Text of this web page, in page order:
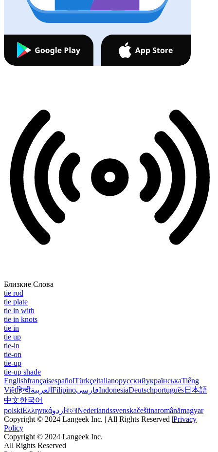
Близкие Слова
tie rod
tie plate
tie in with
tie in knots
tie in
tie up
tie-in
tie-on
tie-up
tie-up shade
EnglishfrançaisespañolTürkçeitalianoрусскийукраїнськаTiếng
Việtहिन्दीالعربية FilipinoفارسیIndonesiaDeutschportuguês日本語
中文한국어
polskiΕλληνικάاردو বাংলাNederlandssvenskačeštinaromânămagyar
Copyright © 2024 Langeek Inc. | All Rights Reserved |Privacy
Policy
Copyright © 2024 Langeek Inc.
All Rights Reserved